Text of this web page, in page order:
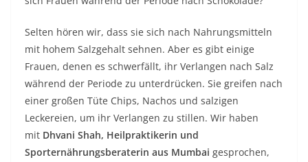
Selten hören wir, dass sie sich nach Nahrungsmitteln
mit hohem Salzgehalt sehnen. Aber es gibt einige
Frauen, denen es schwerfällt, ihr Verlangen nach Salz
während der Periode zu unterdrücken. Sie greifen nach
einer großen Tüte Chips, Nachos und salzigen
Leckereien, um ihr Verlangen zu stillen. Wir haben
mit Dhvani Shah, Heilpraktikerin und
Sporternährungsberaterin aus Mumbai gesprochen,